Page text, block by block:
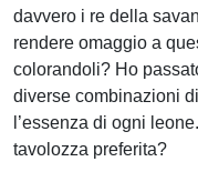
davvero i re della
rendere omaggio a
colorandoli? Ho
diverse combinazioni
l’essenza di ogni
tavolozza preferita?